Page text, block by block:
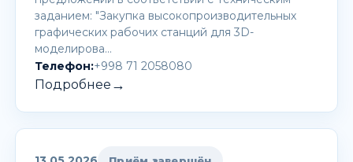
заданием: "Закупка высокопроизводительных
графических рабочих станций для 3D-
моделирова…
Телефон:+998 71 2058080
Подробнее →